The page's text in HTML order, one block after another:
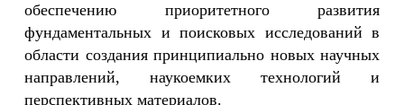
обеспечению приоритетного развития
фундаментальных и поисковых исследований в
области создания принципиально новых научных
направлений, наукоемких технологий и
перспективных материалов.